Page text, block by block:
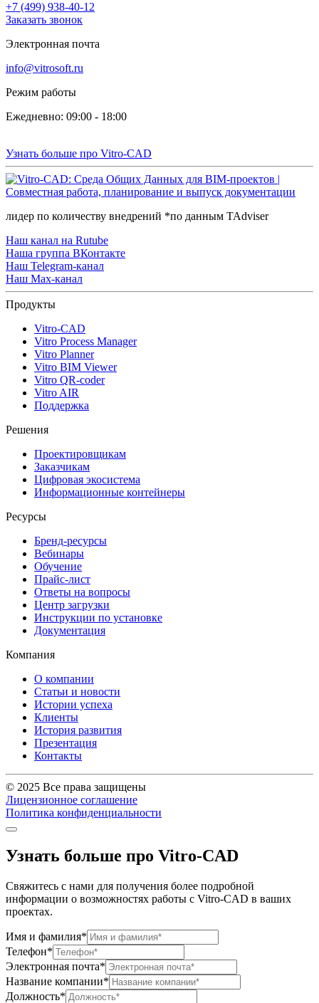
+7 (499) 938-40-12
Заказать звонок
Электронная почта
info@vitrosoft.ru
Режим работы
Ежедневно: 09:00 - 18:00
Узнать больше про Vitro-CAD
лидер по количеству внедрений *по данным TAdviser
Наш канал на Rutube
Наша группа ВКонтакте
Наш Telegram-канал
Наш Max-канал
Продукты
Vitro-CAD
Vitro Process Manager
Vitro Planner
Vitro BIM Viewer
Vitro QR-coder
Vitro AIR
Поддержка
Решения
Проектировщикам
Заказчикам
Цифровая экосистема
Информационные контейнеры
Ресурсы
Бренд-ресурсы
Вебинары
Обучение
Прайс-лист
Ответы на вопросы
Центр загрузки
Инструкции по установке
Документация
Компания
О компании
Статьи и новости
Истории успеха
Клиенты
История развития
Презентация
Контакты
© 2025 Все права защищены
Лицензионное соглашение
Политика конфиденциальности
Узнать больше про Vitro-CAD
Свяжитесь с нами для получения более подробной
информации о возможностях работы с Vitro-CAD в ваших
проектах.
Имя и фамилия*
Телефон*
Электронная почта*
Название компании*
Должность*